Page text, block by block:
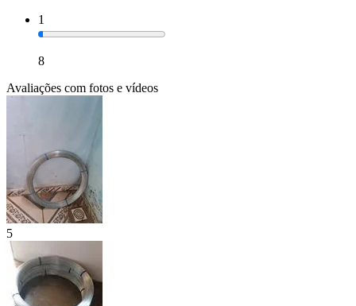
1
8
Avaliações com fotos e vídeos
5